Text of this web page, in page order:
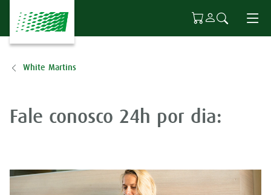
Ir para o conteúdo principal
White Martins
Fale conosco 24h por dia: